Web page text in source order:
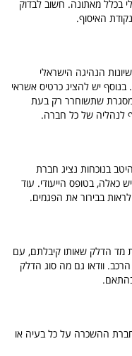
בכלל מאתונה. חשוב לבדוק
האיסוף.
הנהיגה הישראלי
בנוסף יש להציג כרטיס אשראי
מסגרת שתשוחרר רק בעת
לנהליה של כל חברה.
בנוכחות נציג חברת
כאלה, בטופס הייעודי. עוד
בבירור את הפגמים.
מד הדלק שאותו קיבלתם, עם
וודאו גם מה סוג הדלק
בהתאם.
ההשכרה על כל בעיה או